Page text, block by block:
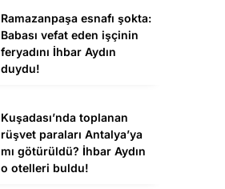
Ramazanpaşa esnafı şokta:
Babası vefat eden işçinin
feryadını İhbar Aydın
duydu!
Kuşadası’nda toplanan
rüşvet paraları Antalya’ya
mı götürüldü? İhbar Aydın
o otelleri buldu!